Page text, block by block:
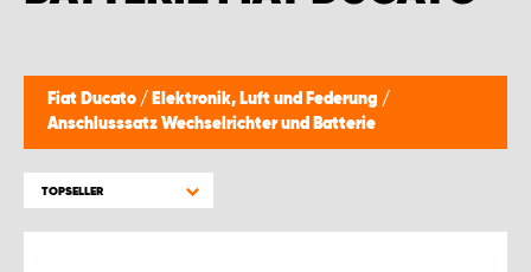
Fiat Ducato / Elektronik, Luft und Federung /
Anschlusssatz Wechselrichter und Batterie
TOPSELLER
WORK SYSTEM LIMBURG-KEMPEN
WORK SYSTEM WORK SYSTEM BRÜGGE